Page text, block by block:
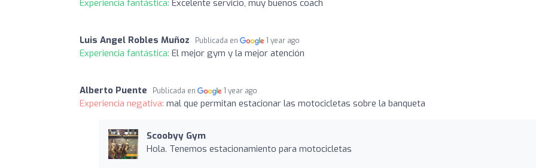
Experiencia fantástica: Excelente servicio, muy buenos coach
Luis Angel Robles Muñoz Publicada en 1 year ago
Experiencia fantástica: El mejor gym y la mejor atención
Alberto Puente Publicada en 1 year ago
Experiencia negativa: mal que permitan estacionar las motocicletas sobre la banqueta
Scoobyy Gym
Hola. Tenemos estacionamiento para motocicletas